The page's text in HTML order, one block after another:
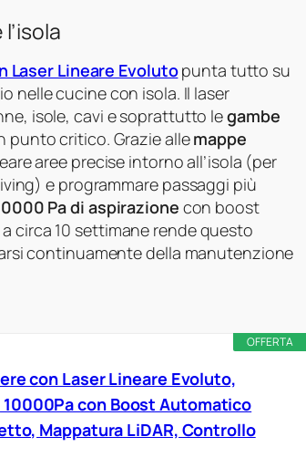
Laser Lineare Evolutopunta tutto su
nelle cucine con isola. Il laser
isole, cavi e soprattutto legambe
punto critico. Grazie allemappe
aree precise intorno all’isola (per
e programmare passaggi più
Pa di aspirazione con boost
circa 10 settimane rende questo
continuamente della manutenzione
OFFERTA
con Laser Lineare Evoluto,
con Boost Automatico
Mappatura LiDAR, Controllo